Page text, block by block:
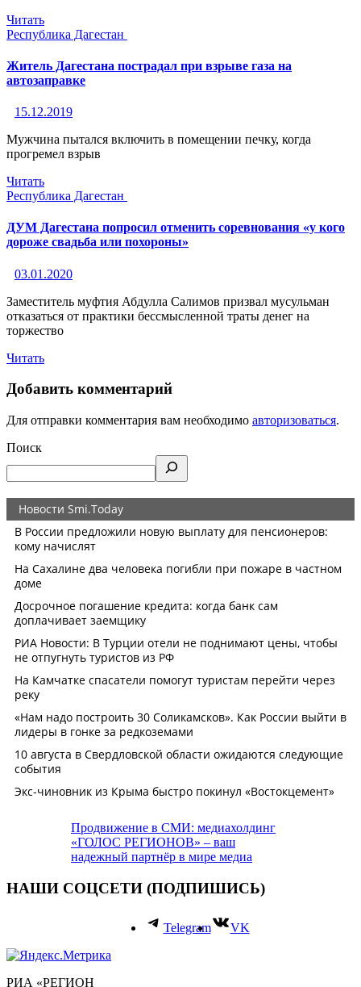
Читать
Республика Дагестан
Житель Дагестана пострадал при взрыве газа на
автозаправке
15.12.2019
Мужчина пытался включить в помещении печку, когда
прогремел взрыв
Читать
Республика Дагестан
ДУМ Дагестана попросил отменить соревнования «у кого
дороже свадьба или похороны»
03.01.2020
Заместитель муфтия Абдулла Салимов призвал мусульман
отказаться от практики бессмысленной траты денег на
торжество
Читать
Добавить комментарий
Для отправки комментария вам необходимо авторизоваться.
Поиск
Продвижение в СМИ: медиахолдинг
«ГОЛОС РЕГИОНОВ» – ваш
надежный партнёр в мире медиа
НАШИ СОЦСЕТИ (ПОДПИШИСЬ)
Telegram VK
РИА «РЕГИОН